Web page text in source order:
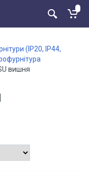
(ІР20, ІР44,
вишня